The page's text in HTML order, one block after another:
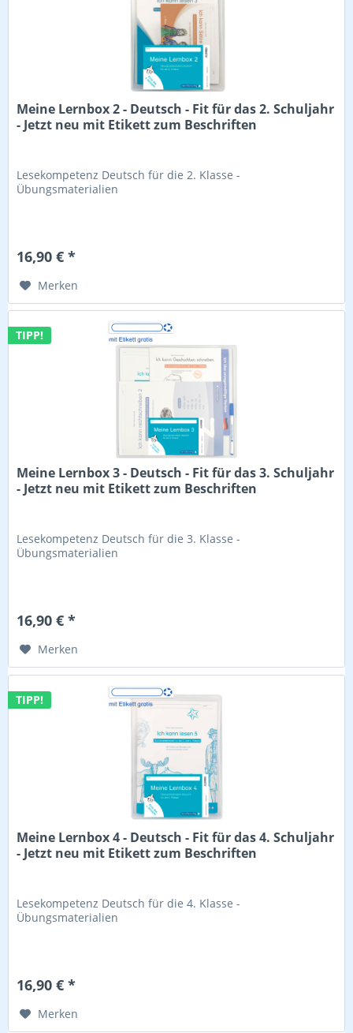
Meine Lernbox 2 - Deutsch - Fit für das 2. Schuljahr
- Jetzt neu mit Etikett zum Beschriften
Lesekompetenz Deutsch für die 2. Klasse -
Übungsmaterialien
16,90 € *
Merken
TIPP!
Meine Lernbox 3 - Deutsch - Fit für das 3. Schuljahr
- Jetzt neu mit Etikett zum Beschriften
Lesekompetenz Deutsch für die 3. Klasse -
Übungsmaterialien
16,90 € *
Merken
TIPP!
Meine Lernbox 4 - Deutsch - Fit für das 4. Schuljahr
- Jetzt neu mit Etikett zum Beschriften
Lesekompetenz Deutsch für die 4. Klasse -
Übungsmaterialien
16,90 € *
Merken